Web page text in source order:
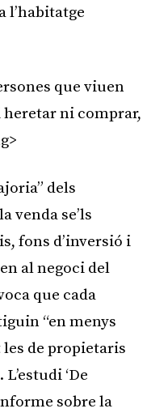
l’habitatge
que viuen
ni comprar,
dels
venda se’ls
fons d’inversió i
al negoci del
que cada
“en menys
de propietaris
‘De
sobre la